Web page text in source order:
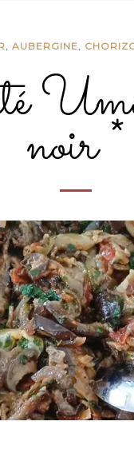
,AUBERGINE,
noir *